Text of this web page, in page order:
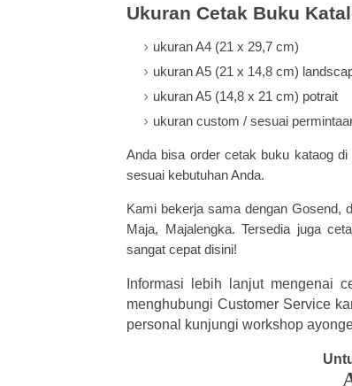
Ukuran Cetak Buku
ukuran A4 (21 x 29,7 cm)
ukuran A5 (21 x 14,8 cm)
ukuran A5 (14,8 x 21 cm) potrait
ukuran custom / sesuai
Anda bisa order cetak buku kataogdi
sesuai kebutuhan Anda.
Kami bekerja sama dengan Gosend,
Maja, Majalengka.Tersedia juga
sangat cepat disini!
Informasi lebih lanjut mengenai
menghubungi Customer Service
personal kunjungi workshop